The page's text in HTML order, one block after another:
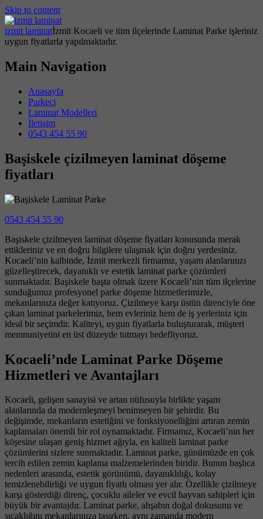
Skip to content
izmit laminatİzmit Kocaeli ve tüm ilçelerinde Laminat Parke işleriniz
uygun fiyatlarla yapılmaktadır.
Main Navigation
Anasayfa
Parkeci
Laminat Modelleri
İletişim
0543 454 55 90
Başiskele çizilmeyen laminat döşeme
fiyatları
0543 454 55 90
Başiskele çizilmeyen laminat döşeme fiyatları konusunda merak
ettikleriniz ve en doğru bilgilere ulaşmak için doğru yerdesiniz.
Kocaeli’nin kalbinde, İzmit merkezli firmamız, yaşam alanlarınızı
güzelleştirecek, dayanıklı ve estetik laminat parke çözümleri
sunmaktadır. Başiskele başta olmak üzere Kocaeli’nin tüm ilçelerine
sunduğumuz profesyonel parke döşeme hizmetlerimizle,
mekanlarınıza değer katıyoruz. Çizilmeye karşı üstün direnciyle öne
çıkan laminat parkelerimiz, hem evleriniz hem de iş yerleriniz için
ideal bir seçimdir. Kaliteyi, uygun fiyatlarla buluşturarak, müşteri
memnuniyetini en üst düzeyde tutmayı hedefliyoruz.
Kocaeli’nde Laminat Parke Döşeme
Hizmetleri ve Avantajları
Kocaeli, gelişen sanayisi ve artan nüfusuyla birlikte yaşam
alanlarında da modernleşmeyi benimseyen bir şehirdir. Bu
değişimde, mekanların estetiğini ve fonksiyonelliğini artıran zemin
kaplamaları önemli bir rol oynamaktadır. Firmamız, Kocaeli’nin her
köşesine ulaşan geniş hizmet ağıyla, en kaliteli laminat parke
çözümlerini sizlere sunmaktadır. Laminat parke, günümüzde en çok
tercih edilen zemin kaplama malzemelerinden biridir. Bunun başlıca
nedenleri arasında, estetik görünümü, dayanıklılığı, kolay
temizlenebilirliği ve uygun fiyatlı olması yer alır. Özellikle çizilmeye
karşı gösterdiği direnç, çocuklu aileler ve evcil hayvan sahipleri için
büyük bir avantajdır. Laminat parke, ahşabın doğal dokusunu ve
sıcaklığını mekanlarınıza taşırken, aynı zamanda modern